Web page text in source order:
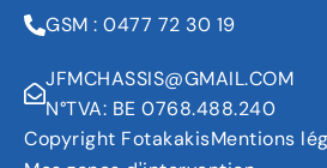
GSM : 0477 72 30 19
JFMCHASSIS@GMAIL.COM
N°TVA: BE 0768.488.240
Copyright FotakakisMentions